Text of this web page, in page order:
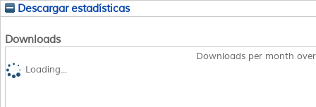
Descargar estadísticas
Downloads
Downloads per month
Loading...